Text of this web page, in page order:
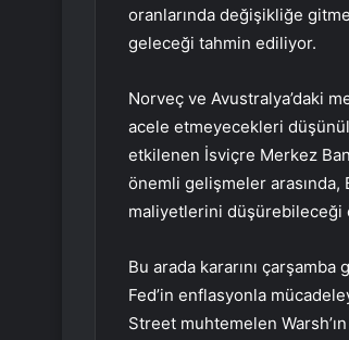
oranlarında değişikliğe
geleceği tahmin ediliyor.
Norveç ve Avustralya’daki
acele etmeyecekleri
etkilenen İsviçre Merkez
önemli gelişmeler arasında,
maliyetlerini düşürebileceği
Bu arada kararını çarşamba
Fed’in enflasyonla
Street muhtemelen